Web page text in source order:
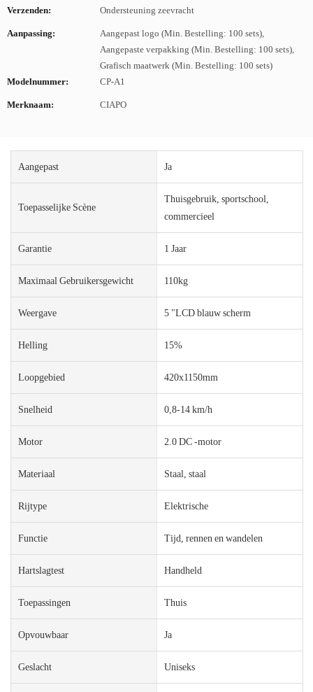
Verzenden:
Ondersteuning zeevracht
Aanpassing:
Aangepast logo (Min. Bestelling: 100 sets),
Aangepaste verpakking (Min. Bestelling: 100 sets),
Grafisch maatwerk (Min. Bestelling: 100 sets)
Modelnummer:
CP-A1
Merknaam: CIAPO
Aangepast Ja
Toepasselijke Scène
Thuisgebruik, sportschool,
commercieel
Garantie 1 Jaar
Maximaal Gebruikersgewicht 110kg
Weergave 5 "LCD blauw scherm
Helling 15%
Loopgebied 420x1150mm
Snelheid 0,8-14 km/h
Motor 2.0 DC -motor
Materiaal Staal, staal
Rijtype Elektrische
Functie Tijd, rennen en wandelen
Hartslagtest Handheld
Toepassingen Thuis
Opvouwbaar Ja
Geslacht Uniseks